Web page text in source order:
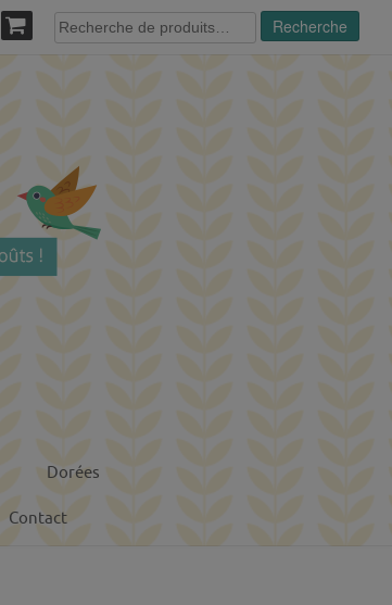
Recherche
pour :
Recherche
Dorées
Contact